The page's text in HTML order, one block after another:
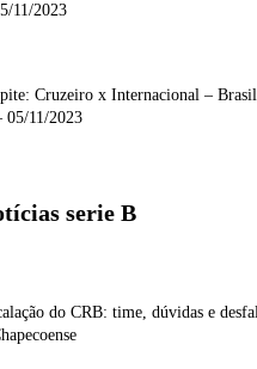
11/2023
Cruzeiro x Internacional –
05/11/2023
serie B
do CRB: time, dúvidas e